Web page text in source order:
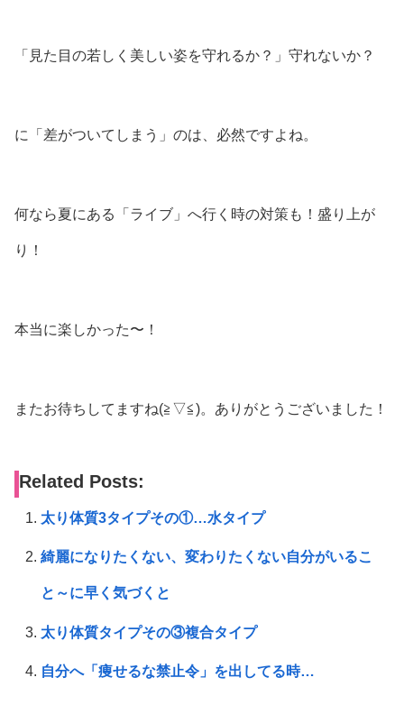
「見た目の若しく美しい姿を守れるか？」守れないか？
に「差がついてしまう」のは、必然ですよね。
何なら夏にある「ライブ」へ行く時の対策も！盛り上が
り！
本当に楽しかった〜！
またお待ちしてますね(⁠≧⁠▽⁠≦⁠)。ありがとうございました！
Related Posts:
太り体質3タイプその①…水タイプ
綺麗になりたくない、変わりたくない自分がいるこ
と～に早く気づくと
太り体質タイプその③複合タイプ
自分へ「痩せるな禁止令」を出してる時…